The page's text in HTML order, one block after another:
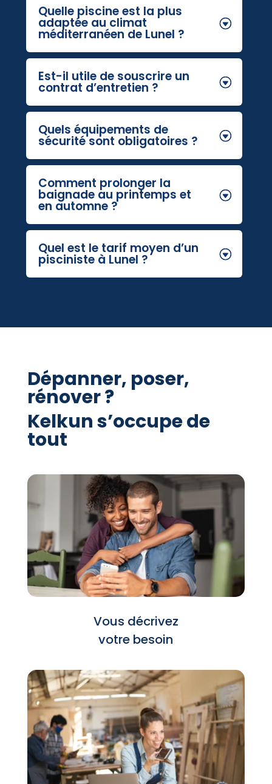
Quelle piscine est la plus
adaptée au climat
méditerranéen de Lunel ?
Est-il utile de souscrire un
contrat d’entretien ?
Quels équipements de
sécurité sont obligatoires ?
Comment prolonger la
baignade au printemps et
en automne ?
Quel est le tarif moyen d’un
pisciniste à Lunel ?
Dépanner, poser,
rénover ?
Kelkun s’occupe de
tout
Vous décrivez
votre besoin